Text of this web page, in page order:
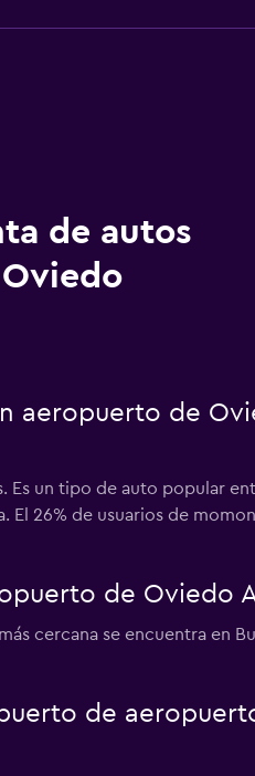
de autos
aeropuerto de
Es un tipo de auto popular
26% de usuarios de
de Oviedo
cercana se encuentra en
de